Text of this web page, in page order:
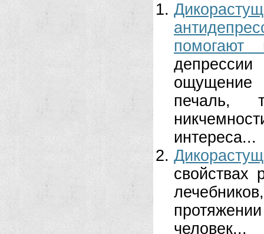
помогают
депрессии
ощущение
печаль,
интереса...
свойствах
человек...